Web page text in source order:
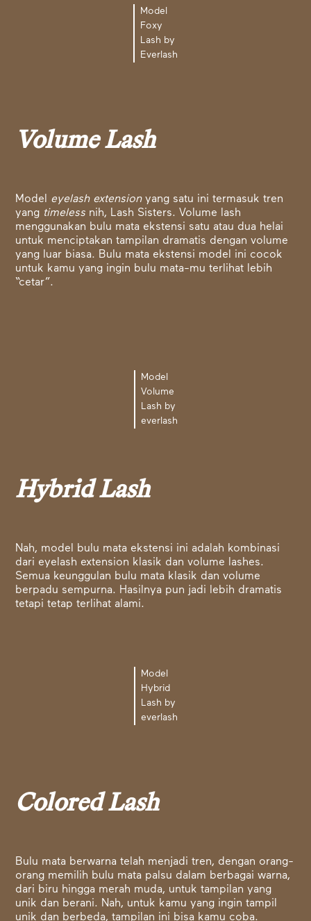
Model
Foxy
Lash by
Everlash
Volume Lash
Model eyelash extensionyang satu ini termasuk tren
yang timeless nih, Lash Sisters. Volume lash
menggunakan bulu mata ekstensi satu atau dua helai
untuk menciptakan tampilan dramatis dengan volume
yang luar biasa. Bulu mata ekstensi model ini cocok
untuk kamu yang ingin bulu mata-mu terlihat lebih
“cetar”.
Model
Volume
Lash by
everlash
Hybrid Lash
Nah, model bulu mata ekstensi ini adalah kombinasi
dari eyelash extension klasik dan volume lashes.
Semua keunggulan bulu mata klasik dan volume
berpadu sempurna. Hasilnya pun jadi lebih dramatis
tetapi tetap terlihat alami.
Model
Hybrid
Lash by
everlash
Colored Lash
Bulu mata berwarna telah menjadi tren, dengan orang-
orang memilih bulu mata palsu dalam berbagai warna,
dari biru hingga merah muda, untuk tampilan yang
unik dan berani. Nah, untuk kamu yang ingin tampil
unik dan berbeda, tampilan ini bisa kamu coba.